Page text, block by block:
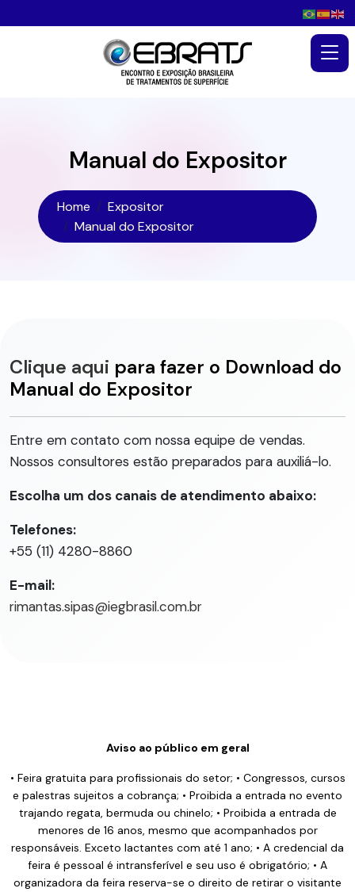
Manual do Expositor
Home
Expositor
Manual do Expositor
Clique aqui para fazer o Download do
Manual do Expositor
Entre em contato com nossa equipe de vendas.
Nossos consultores estão preparados para auxiliá-lo.
Escolha um dos canais de atendimento abaixo:
Telefones:
+55 (11) 4280-8860
E-mail:
rimantas.sipas@iegbrasil.com.br
Aviso ao público em geral
• Feira gratuita para profissionais do setor; • Congressos, cursos
e palestras sujeitos a cobrança; • Proibida a entrada no evento
trajando regata, bermuda ou chinelo; • Proibida a entrada de
menores de 16 anos, mesmo que acompanhados por
responsáveis. Exceto lactantes com até 1 ano; • A credencial da
feira é pessoal é intransferível e seu uso é obrigatório; • A
organizadora da feira reserva-se o direito de retirar o visitante